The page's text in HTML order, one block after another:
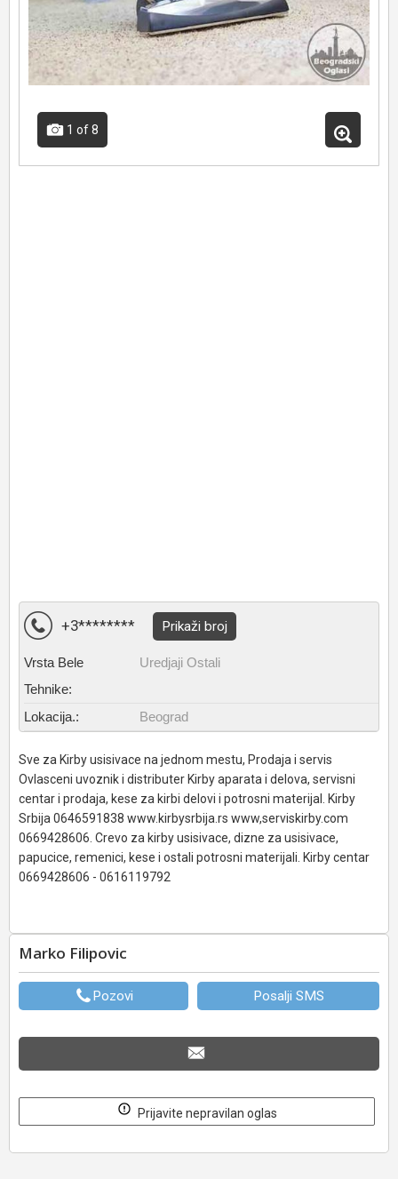
1 of 8
+3******** Prikaži broj
Vrsta Bele
Tehnike:
Uredjaji Ostali
Lokacija.: Beograd
Sve za Kirby usisivace na jednom mestu, Prodaja i servis
Ovlasceni uvoznik i distributer Kirby aparata i delova, servisni
centar i prodaja, kese za kirbi delovi i potrosni materijal. Kirby
Srbija 0646591838 www.kirbysrbija.rs www,serviskirby.com
0669428606. Crevo za kirby usisivace, dizne za usisivace,
papucice, remenici, kese i ostali potrosni materijali. Kirby centar
0669428606 - 0616119792
Marko Filipovic
Pozovi Posalji SMS
Prijavite nepravilan oglas